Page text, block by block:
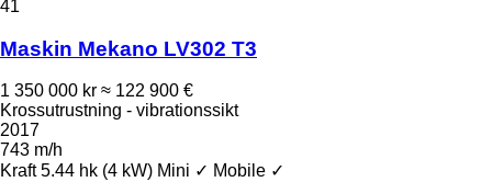
41
Maskin Mekano LV302 T3
1 350 000 kr ≈ 122 900 €
Krossutrustning - vibrationssikt
2017
743 m/h
Kraft 5.44 hk (4 kW) Mini ✓ Mobile ✓